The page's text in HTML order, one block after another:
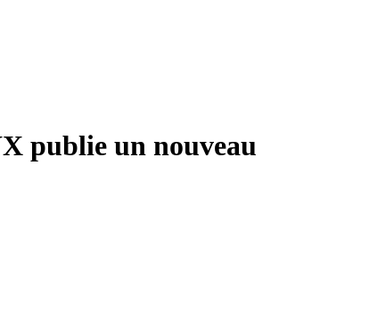
publie un nouveau